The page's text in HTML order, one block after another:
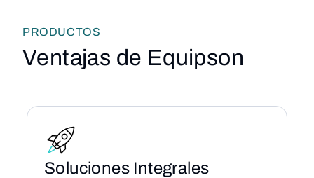
PRODUCTOS
Ventajas de Equipson
Soluciones Integrales